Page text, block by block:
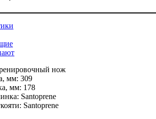
нож
мм: 309
мм: 178
Santoprene
Santoprene